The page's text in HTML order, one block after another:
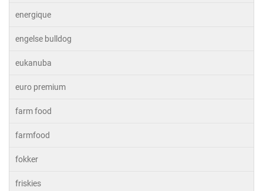
energique
engelse bulldog
eukanuba
euro premium
farm food
farmfood
fokker
friskies